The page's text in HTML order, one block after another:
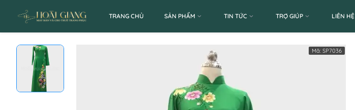
TRANG CHỦ SẢN PHẨM TIN TỨC TRỢ GIÚP LIÊN HỆ
Mã: SP7036